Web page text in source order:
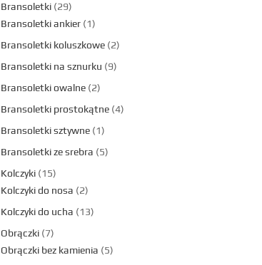
Bransoletki 29
Bransoletki ankier 1
Bransoletki koluszkowe 2
Bransoletki na sznurku
9
Bransoletki owalne 2
Bransoletki prostokątne 4
Bransoletki sztywne 1
Bransoletki ze srebra
5
Kolczyki 15
Kolczyki do nosa
2
Kolczyki do ucha
13
Obrączki 7
Obrączki bez kamienia
5